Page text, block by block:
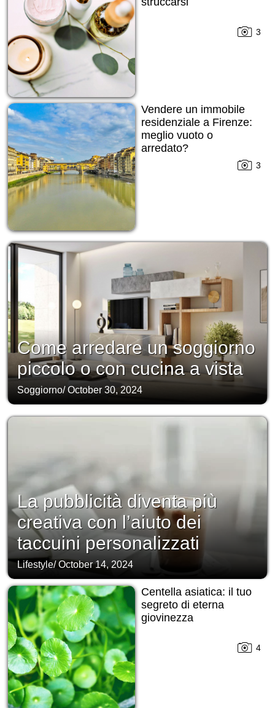
3
Vendere un immobile
residenziale a Firenze:
meglio vuoto o
arredato?
3
Come arredare un soggiorno
piccolo o con cucina a vista
Soggiorno/October 30, 2024
La pubblicità diventa più
creativa con l’aiuto dei
taccuini personalizzati
Lifestyle/October 14, 2024
Centella asiatica: il tuo
segreto di eterna
giovinezza
4